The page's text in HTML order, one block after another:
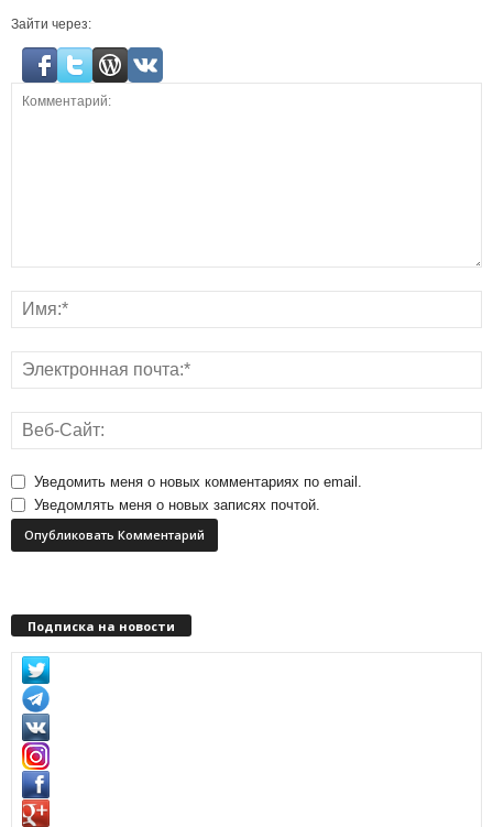
Зайти через:
Уведомить меня о новых комментариях по email.
Уведомлять меня о новых записях почтой.
Подписка на новости